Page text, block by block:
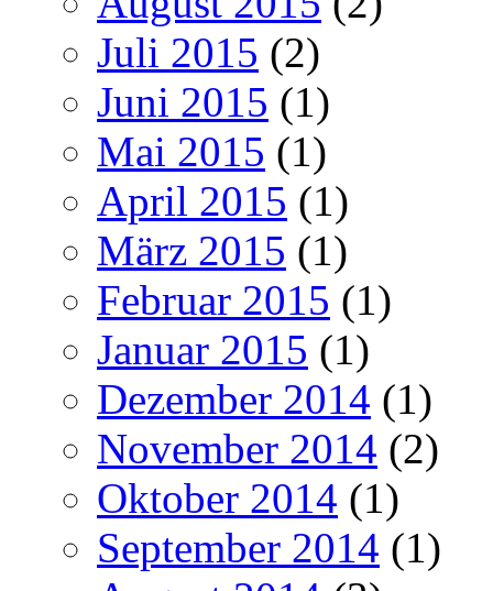
Juli 2015 (2)
Juni 2015 (1)
Mai 2015 (1)
April 2015 (1)
März 2015 (1)
Februar 2015 (1)
Januar 2015 (1)
Dezember 2014 (1)
November 2014 (2)
Oktober 2014 (1)
September 2014 (1)